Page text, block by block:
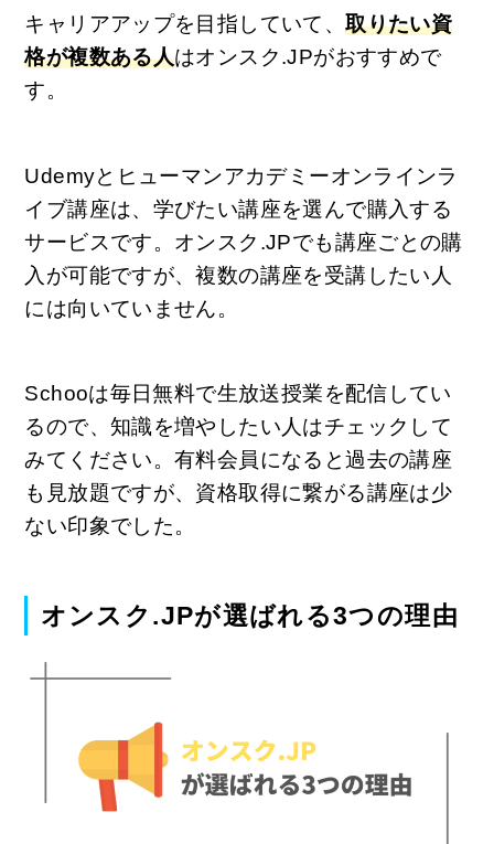
キャリアアップを目指していて、取りたい資
格が複数ある人はオンスク.JPがおすすめで
す。
Udemyとヒューマンアカデミーオンラインラ
イブ講座は、学びたい講座を選んで購入する
サービスです。オンスク.JPでも講座ごとの購
入が可能ですが、複数の講座を受講したい人
には向いていません。
Schooは毎日無料で生放送授業を配信してい
るので、知識を増やしたい人はチェックして
みてください。有料会員になると過去の講座
も見放題ですが、資格取得に繋がる講座は少
ない印象でした。
オンスク.JPが選ばれる3つの理由